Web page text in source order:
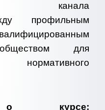
канала
профильным
для
нормативного
о курсе: